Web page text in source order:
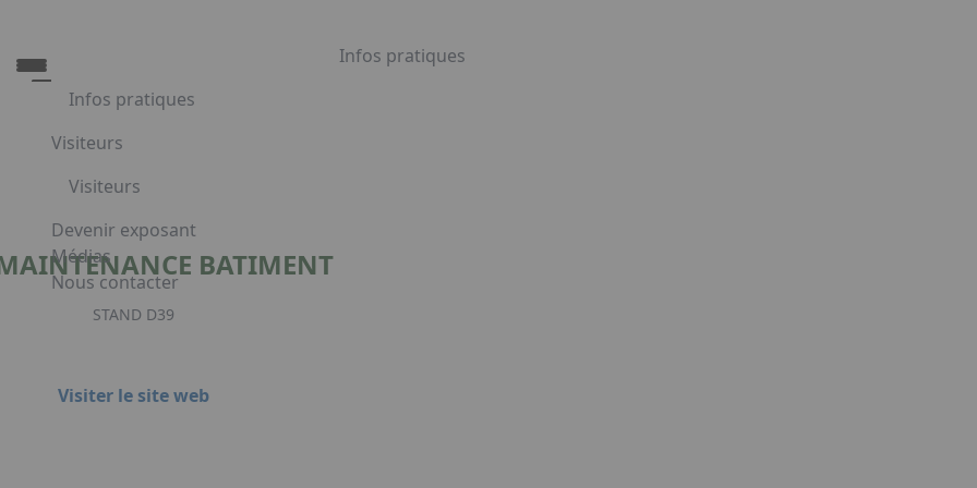
Infos pratiques
Infos pratiques
Tarifs et Horaires
Restauration
FAQ
Visiteurs
Visiteurs
Liste exposants
Plan du salon
Programme
Embarquement pour Venise
Devenir exposant
Médias
Nous contacter
Appuyez sur Entrée pour ouvrir le lien. Appuyez sur la flèche bas pour ouvrir le sous-menu.
BATIMENT
STAND D39
Visiter le site web